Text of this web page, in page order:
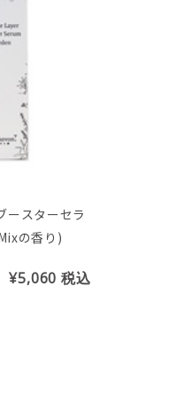
スターセラ
の香り)
¥5,060税込